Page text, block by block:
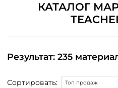
КАТАЛОГ
Результат: 235
Сортировать: